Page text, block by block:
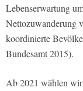
Lebenserwartung
Nettozuwanderung
koordinierte
Bundesamt 2015).
Ab 2021 wählen